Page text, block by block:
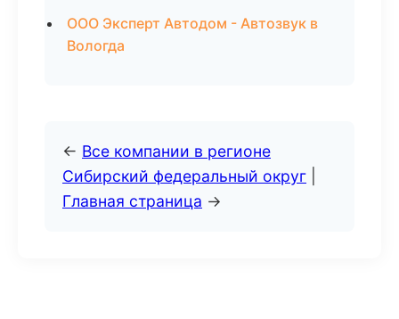
ООО Эксперт Автодом - Автозвук в
Вологда
← Все компании в регионе
Сибирский федеральный округ
Главная страница →